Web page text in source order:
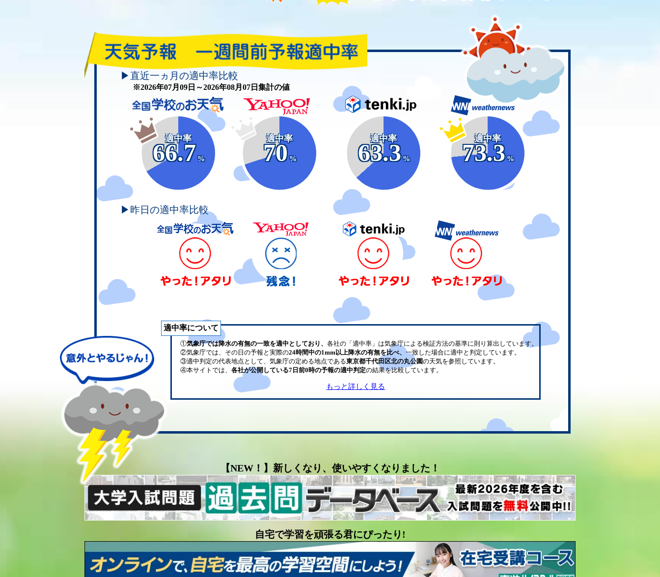
▶直近一ヵ月の適中率比較
※2026年07月09日～2026年08月07日集計の値
適中率
66.7
%
適中率
70
%
適中率
63.3
%
適中率
73.3
%
▶昨日の適中率比較
適中率について
①気象庁では降水の有無の一致を適中としており、 各社の「適中率」は気象庁による検証方法の基準に則り算出しています。
②気象庁では、その日の予報と実際の24時間中の1mm以上降水の有無を比べ、 一致した場合に適中と判定しています。
③適中判定の代表地点として、気象庁の定める地点である東京都千代田区北の丸公園の天気を参照しています。
④本サイトでは、 各社が公開している7日前0時の予報の適中判定の結果を比較しています。
もっと詳しく見る
【NEW！】新しくなり、使いやすくなりました！
自宅で学習を頑張る君にぴったり!